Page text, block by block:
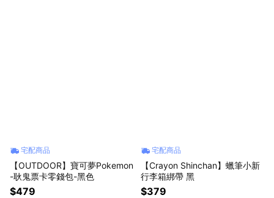
宅配商品
【OUTDOOR】寶可夢Pokemon
-耿鬼票卡零錢包-黑色
$479
宅配商品
【Crayon Shinchan】蠟筆小新
行李箱綁帶 黑
$379